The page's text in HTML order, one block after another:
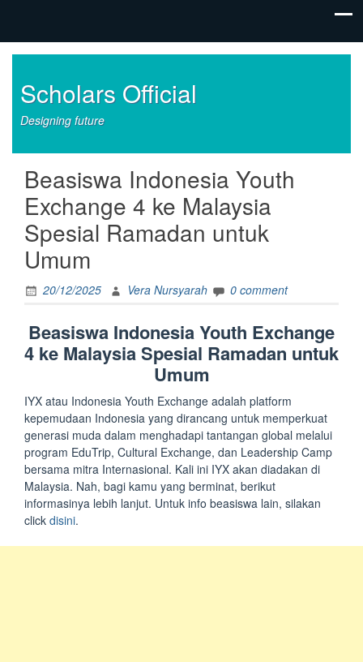
Scholars Official
Designing future
Beasiswa Indonesia Youth
Exchange 4 ke Malaysia
Spesial Ramadan untuk
Umum
20/12/2025 Vera Nursyarah 0 comment
Beasiswa Indonesia Youth Exchange
4 ke Malaysia Spesial Ramadan untuk
Umum
IYX atau Indonesia Youth Exchange adalah platform
kepemudaan Indonesia yang dirancang untuk memperkuat
generasi muda dalam menghadapi tantangan global melalui
program EduTrip, Cultural Exchange, dan Leadership Camp
bersama mitra Internasional. Kali ini IYX akan diadakan di
Malaysia. Nah, bagi kamu yang berminat, berikut
informasinya lebih lanjut. Untuk info beasiswa lain, silakan
click disini.